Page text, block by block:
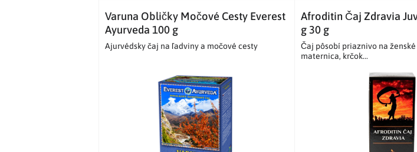
Varuna Obličky Močové Cesty Everest
Ayurveda 100 g
Ajurvédsky čaj na ľadviny a močové cesty
Afroditin Čaj Zdravia
g 30 g
Čaj pôsobí priaznivo na
maternica, krčok...